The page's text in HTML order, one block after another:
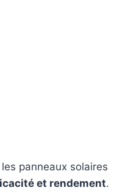
panneaux solaires
et rendement.